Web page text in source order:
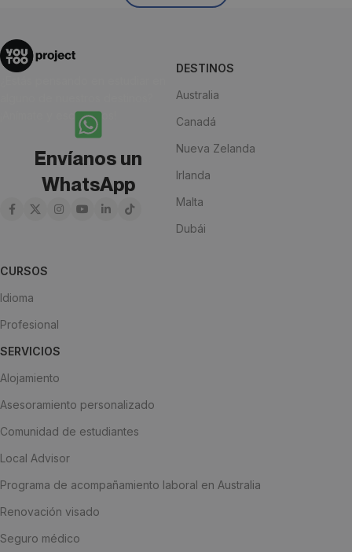
¡Anímate y escríbenos!
Envíanos un
WhatsApp
DESTINOS
Australia
Canadá
Nueva Zelanda
Irlanda
Malta
Dubái
CURSOS
Idioma
Profesional
SERVICIOS
Alojamiento
Asesoramiento personalizado
Comunidad de estudiantes
Local Advisor
Programa de acompañamiento laboral en Australia
Renovación visado
Seguro médico